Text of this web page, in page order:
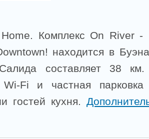
Комплекс On River
находится в
составляет 38 км.
Wi-Fi и частная
гостей кухня.